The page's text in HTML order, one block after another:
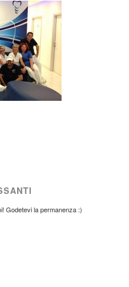
Godetevi la permanenza :)